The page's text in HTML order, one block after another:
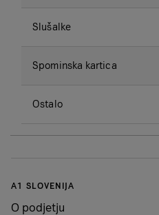
Slušalke
Spominska kartica
Ostalo
A1 SLOVENIJA
O podjetju